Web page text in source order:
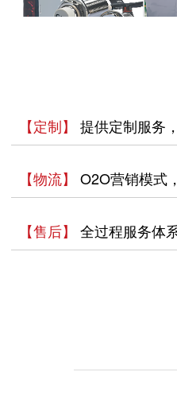
【定制】 提供定制服务
【物流】 O2O营销模式
【售后】 全过程服务体